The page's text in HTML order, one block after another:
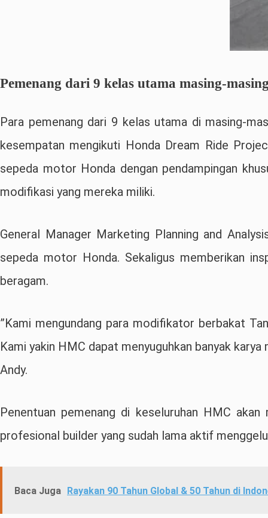
Pemenang dari 9 kelas utama masing-
Para pemenang dari 9 kelas utama di masing-
kesempatan mengikuti Honda Dream Ride
sepeda motor Honda dengan pendampingan
modifikasi yang mereka miliki.
General Manager Marketing Planning and
sepeda motor Honda. Sekaligus memberikan
beragam.
”Kami mengundang para modifikator berbakat
Kami yakin HMC dapat menyuguhkan banyak
Andy.
Penentuan pemenang di keseluruhan HMC
profesional builder yang sudah lama aktif
Baca Juga Rayakan 90 Tahun Global & 50 Tahun di